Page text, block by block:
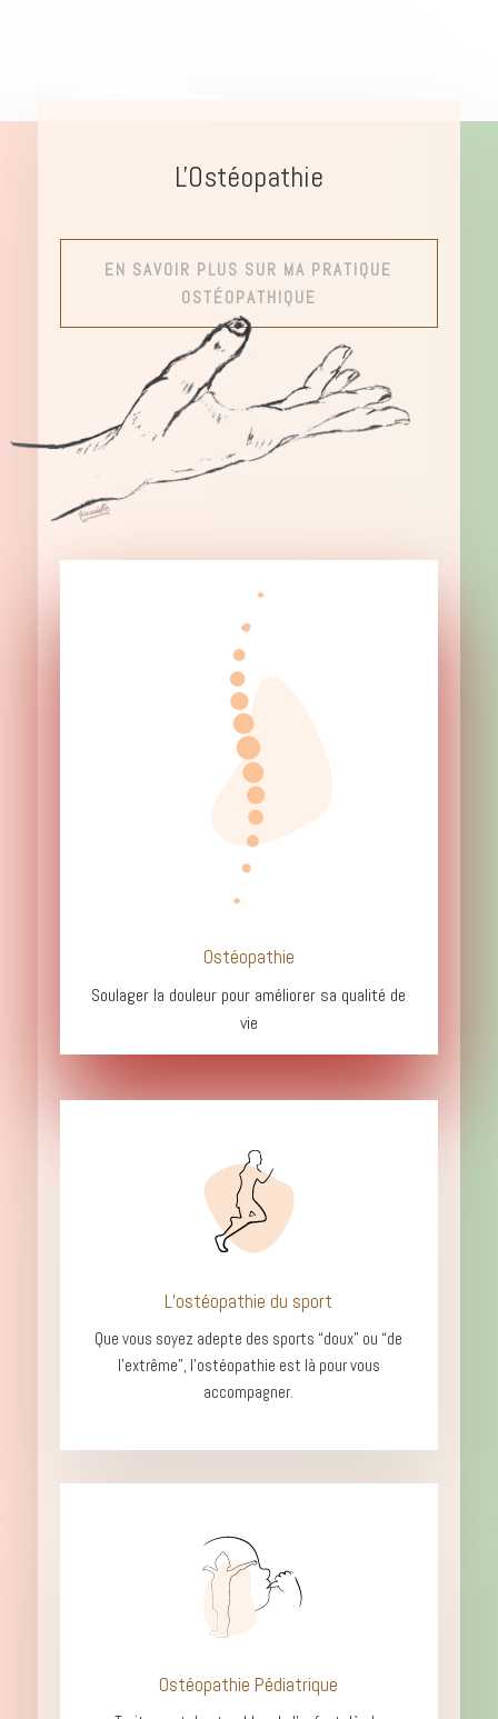
L'Ostéopathie
EN SAVOIR PLUS SUR MA PRATIQUE
OSTÉOPATHIQUE
Ostéopathie
Soulager la douleur pour améliorer sa qualité de
vie
L’ostéopathie du sport
Que vous soyez adepte des sports “doux” ou “de
l’extrême”, l’ostéopathie est là pour vous
accompagner.
Ostéopathie Pédiatrique